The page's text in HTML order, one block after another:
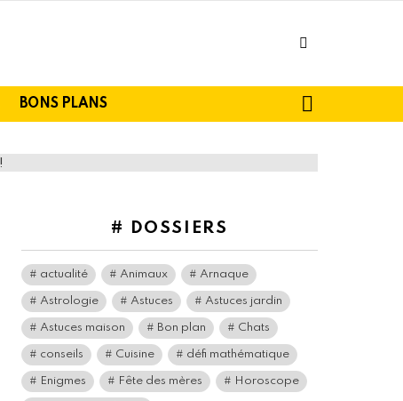
BONS PLANS
# DOSSIERS
actualité Animaux Arnaque
Astrologie Astuces Astuces jardin
Astuces maison Bon plan Chats
conseils Cuisine défi mathématique
Enigmes Fête des mères Horoscope